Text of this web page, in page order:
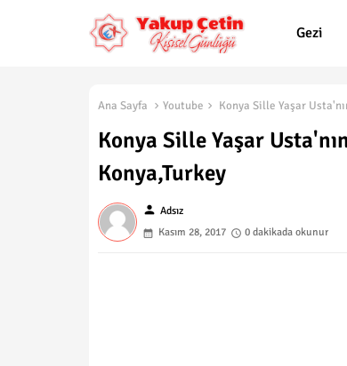
Gezi
Ana Sayfa Youtube Konya Sille Yaşar
Konya Sille Yaşar
Konya,Turkey
person Adsız
Kasım 28, 2017
0 dakikada okunur